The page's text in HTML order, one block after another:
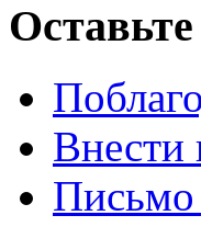
Внести
Письмо